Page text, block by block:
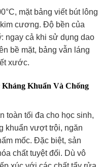
mặt bảng viết bút lông
cương. Độ bền của
ngay cả khi sử dụng dao
bề mặt, bảng vẫn láng
xước.
Khuẩn Và Chống
toàn tối đa cho học sinh,
khuẩn vượt trội, ngăn
mốc. Đặc biệt, sản
chất tuyệt đối. Dù vô